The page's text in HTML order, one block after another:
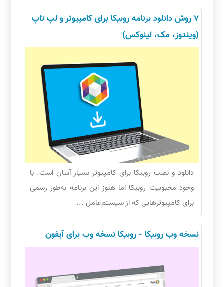
7 روش دانلود برنامه روبیکا برای کامپیوتر و لپ تاپ
(ویندوز، مک، لینوکس)
دانلود و نصب روبیکا برای کامپیوتر بسیار آسان است. با
وجود محبوبیت روبیکا اما هنوز این برنامه به‌طور رسمی
برای کامپیوترهایی که از سیستم‌عامل ...
نسخه وب روبیکا - روبیکا نسخه وب برای آیفون